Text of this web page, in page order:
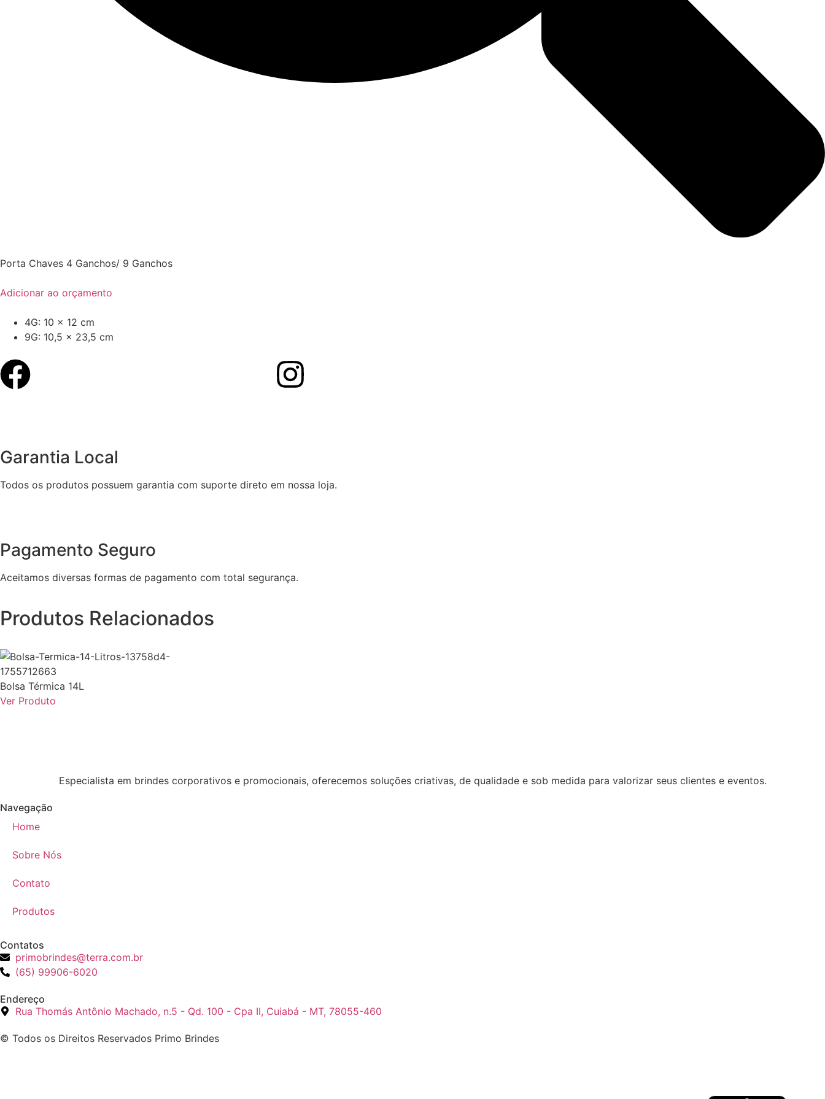
Porta Chaves 4 Ganchos/ 9 Ganchos
Adicionar ao orçamento
4G: 10 x 12 cm
9G: 10,5 x 23,5 cm
Garantia Local
Todos os produtos possuem garantia com suporte direto em nossa loja.
Pagamento Seguro
Aceitamos diversas formas de pagamento com total segurança.
Produtos Relacionados
Bolsa Térmica 14L
Ver Produto
Especialista em brindes corporativos e promocionais, oferecemos soluções criativas, de qualidade e sob medida para valorizar seus clientes e eventos.
Navegação
Home
Sobre Nós
Contato
Produtos
Contatos
primobrindes@terra.com.br
(65) 99906-6020
Endereço
Rua Thomás Antônio Machado, n.5 - Qd. 100 - Cpa II, Cuiabá - MT, 78055-460
© Todos os Direitos Reservados Primo Brindes